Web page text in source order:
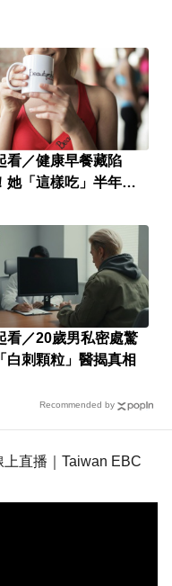
看／健康早餐藏陷
她「這樣吃」半年險
看／20歲男私密處驚
白刺顆粒」醫揭真相
Recommended by
直播｜Taiwan EBC